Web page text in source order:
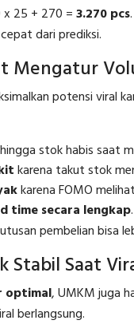
x 25 + 270 =3.270 pcs
dari prediksi.
Mengatur
potensi viral
stok habis saat
karena takut stok
karena FOMO
time secara lengkap.
pembelian bisa
Stabil Saat
optimal, UMKM juga
berlangsung.